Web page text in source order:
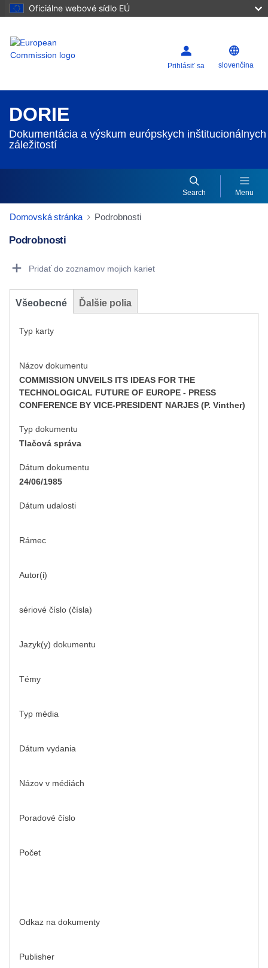
Oficiálne webové sídlo EÚ
Prihlásiť sa slovenčina
DORIE
Dokumentácia a výskum európskych inštitucionálnych
záležitostí
Search Menu
Domovská stránka Podrobnosti
Podrobnosti
Pridať do zoznamov mojich kariet
Všeobecné Ďalšie polia
Typ karty
Názov dokumentu
COMMISSION UNVEILS ITS IDEAS FOR THE
TECHNOLOGICAL FUTURE OF EUROPE - PRESS
CONFERENCE BY VICE-PRESIDENT NARJES (P. Vinther)
Typ dokumentu
Tlačová správa
Dátum dokumentu
24/06/1985
Dátum udalosti
Rámec
Autor(i)
sériové číslo (čísla)
Jazyk(y) dokumentu
Témy
Typ média
Dátum vydania
Názov v médiách
Poradové číslo
Počet
Odkaz na dokumenty
Publisher